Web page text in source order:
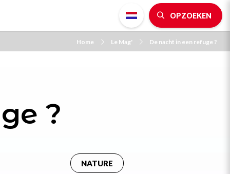
OPZOEKEN
Home Le Mag' De nacht in een refuge ?
?
NATURE